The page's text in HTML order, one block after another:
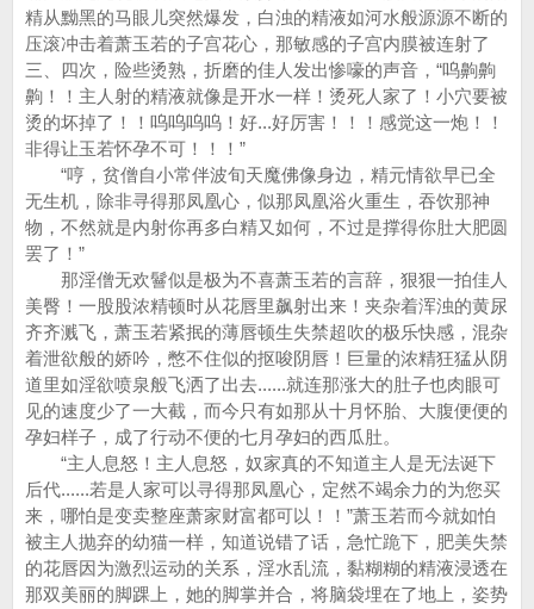
精从黝黑的马眼儿突然爆发，白浊的精液如河水般源源不断的
压滚冲击着萧玉若的子宫花心，那敏感的子宫内膜被连射了
三、四次，险些烫熟，折磨的佳人发出惨嚎的声音，“呜齁齁
齁！！主人射的精液就像是开水一样！烫死人家了！小穴要被
烫的坏掉了！！呜呜呜呜！好...好厉害！！！感觉这一炮！！
非得让玉若怀孕不可！！！”
“哼，贫僧自小常伴波旬天魔佛像身边，精元情欲早已全
无生机，除非寻得那凤凰心，似那凤凰浴火重生，吞饮那神
物，不然就是内射你再多白精又如何，不过是撑得你肚大肥圆
罢了！”
那淫僧无欢鬙似是极为不喜萧玉若的言辞，狠狠一拍佳人
美臀！一股股浓精顿时从花唇里飙射出来！夹杂着浑浊的黄尿
齐齐溅飞，萧玉若紧抿的薄唇顿生失禁超吹的极乐快感，混杂
着泄欲般的娇吟，憋不住似的抠唆阴唇！巨量的浓精狂猛从阴
道里如淫欲喷泉般飞洒了出去......就连那涨大的肚子也肉眼可
见的速度少了一大截，而今只有如那从十月怀胎、大腹便便的
孕妇样子，成了行动不便的七月孕妇的西瓜肚。
“主人息怒！主人息怒，奴家真的不知道主人是无法诞下
后代......若是人家可以寻得那凤凰心，定然不竭余力的为您买
来，哪怕是变卖整座萧家财富都可以！！”萧玉若而今就如怕
被主人抛弃的幼猫一样，知道说错了话，急忙跪下，肥美失禁
的花唇因为激烈运动的关系，淫水乱流，黏糊糊的精液浸透在
那双美丽的脚踝上，她的脚掌并合，将脑袋埋在了地上，姿势